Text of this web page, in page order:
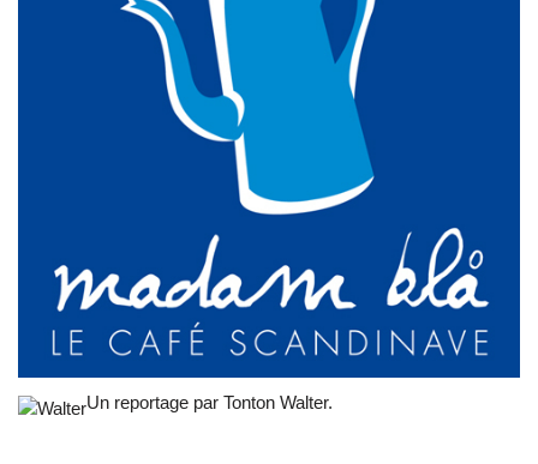
Un reportage par Tonton Walter.